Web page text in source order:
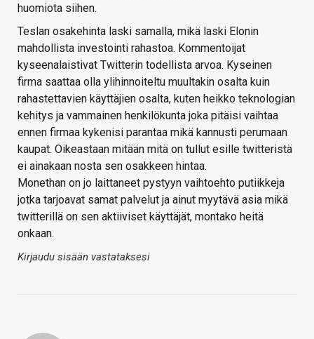
huomiota siihen.
Teslan osakehinta laski samalla, mikä laski Elonin
mahdollista investointi rahastoa. Kommentoijat
kyseenalaistivat Twitterin todellista arvoa. Kyseinen
firma saattaa olla ylihinnoiteltu muultakin osalta kuin
rahastettavien käyttäjien osalta, kuten heikko teknologian
kehitys ja vammainen henkilökunta joka pitäisi vaihtaa
ennen firmaa kykenisi parantaa mikä kannusti perumaan
kaupat. Oikeastaan mitään mitä on tullut esille twitteristä
ei ainakaan nosta sen osakkeen hintaa.
Monethan on jo laittaneet pystyyn vaihtoehto putiikkeja
jotka tarjoavat samat palvelut ja ainut myytävä asia mikä
twitterillä on sen aktiiviset käyttäjät, montako heitä
onkaan.
Kirjaudu sisään vastataksesi